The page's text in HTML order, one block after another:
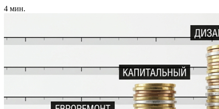
4 мин.